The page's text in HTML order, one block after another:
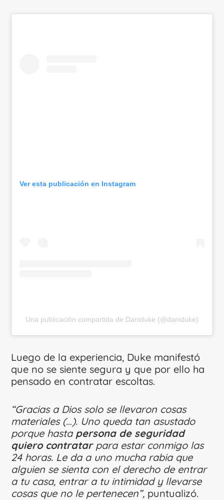
Ver esta publicación en Instagram
Una publicación compartida de Daniduke (@daniduke)
Luego de la experiencia, Duke manifestó
que no se siente segura y que por ello ha
pensado en contratar escoltas.
“Gracias a Dios solo se llevaron cosas
materiales (…). Uno queda tan asustado
porque hasta persona de seguridad
quiero contratarpara estar conmigo las
24 horas. Le da a uno mucha rabia que
alguien se sienta con el derecho de entrar
a tu casa, entrar a tu intimidad y llevarse
cosas que no le pertenecen”, puntualizó.